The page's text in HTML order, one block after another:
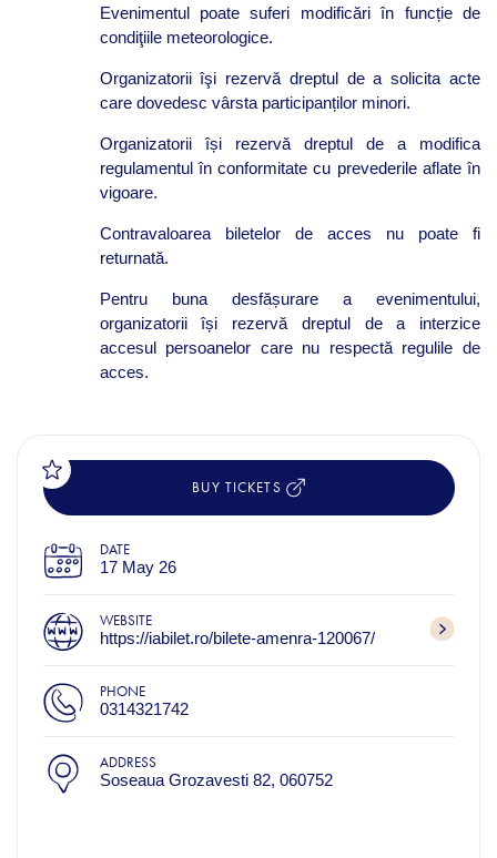
Evenimentul poate suferi modificări în funcție de
condiţiile meteorologice.
Organizatorii îşi rezervă dreptul de a solicita acte
care dovedesc vârsta participanților minori.
Organizatorii își rezervă dreptul de a modifica
regulamentul în conformitate cu prevederile aflate în
vigoare.
Contravaloarea biletelor de acces nu poate fi
returnată.
Pentru buna desfășurare a evenimentului,
organizatorii își rezervă dreptul de a interzice
accesul persoanelor care nu respectă regulile de
acces.
BUY TICKETS
DATE
17 May 26
WEBSITE
https://iabilet.ro/bilete-amenra-120067/
PHONE
0314321742
ADDRESS
Soseaua Grozavesti 82, 060752